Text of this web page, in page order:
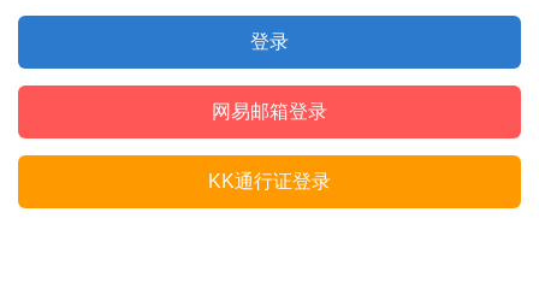
登录
网易邮箱登录
KK通行证登录